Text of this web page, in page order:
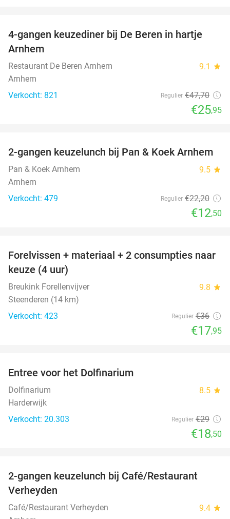
46%
4-gangen keuzediner bij De Beren in hartje
Arnhem
Restaurant De Beren Arnhem 9.1 star
Arnhem
Verkocht: 821
Regulier €47,70
€25,95
44%
2-gangen keuzelunch bij Pan & Koek Arnhem
Pan & Koek Arnhem 9.5 star
Arnhem
Verkocht: 479
Regulier €22,20
€12,50
50%
Forelvissen + materiaal + 2 consumpties naar
keuze (4 uur)
Breukink Forellenvijver 9.8 star
Steenderen (14 km)
Verkocht: 423
Regulier €36
€17,95
Entree voor het Dolfinarium
Dolfinarium 8.5 star
Harderwijk
Verkocht: 20.303
Regulier €29
€18,50
2-gangen keuzelunch bij Café/Restaurant
Verheyden
Café/Restaurant Verheyden 9.4 star